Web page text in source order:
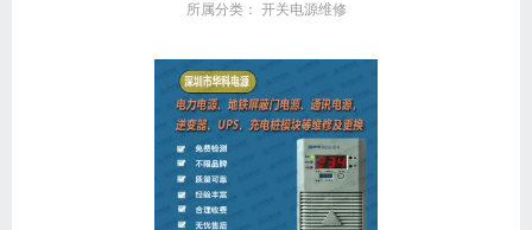
所属分类： 开关电源维修